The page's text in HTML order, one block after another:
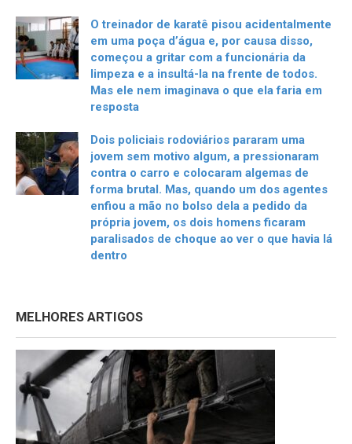
O treinador de karatê pisou acidentalmente
em uma poça d’água e, por causa disso,
começou a gritar com a funcionária da
limpeza e a insultá-la na frente de todos.
Mas ele nem imaginava o que ela faria em
resposta
Dois policiais rodoviários pararam uma
jovem sem motivo algum, a pressionaram
contra o carro e colocaram algemas de
forma brutal. Mas, quando um dos agentes
enfiou a mão no bolso dela a pedido da
própria jovem, os dois homens ficaram
paralisados de choque ao ver o que havia lá
dentro
MELHORES ARTIGOS